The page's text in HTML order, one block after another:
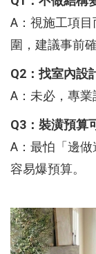
A：視施工項
圍，建議事前確
Q2：找室內設
A：未必，專業
Q3：裝潢預算
A：最怕「邊
容易爆預算。